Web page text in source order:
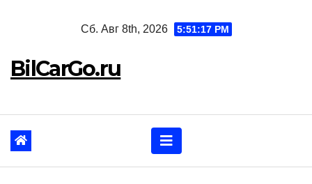
Сб. Авг 8th, 2026 5:51:18 PM
BilCarGo.ru